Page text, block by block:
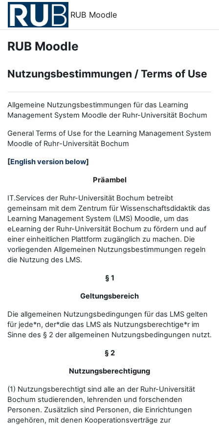
Zum Hauptinhalt
RUB Moodle
RUB Moodle
Nutzungsbestimmungen / Terms of Use
Allgemeine Nutzungsbestimmungen für das Learning
Management System Moodle der Ruhr-Universität Bochum
General Terms of Use for the Learning Management System
Moodle of Ruhr-Universität Bochum
[English version below]
Präambel
IT.Services der Ruhr-Universität Bochum betreibt
gemeinsam mit dem Zentrum für Wissenschaftsdidaktik das
Learning Management System (LMS) Moodle, um das
eLearning der Ruhr-Universität Bochum zu fördern und auf
einer einheitlichen Plattform zugänglich zu machen. Die
vorliegenden Allgemeinen Nutzungsbestimmungen regeln
die Nutzung des LMS.
§ 1
Geltungsbereich
Die allgemeinen Nutzungsbedingungen für das LMS gelten
für jede*n, der*die das LMS als Nutzungsberechtige*r im
Sinne des § 2 der allgemeinen Nutzungsbedingungen nutzt.
§ 2
Nutzungsberechtigung
(1) Nutzungsberechtigt sind alle an der Ruhr-Universität
Bochum studierenden, lehrenden und forschenden
Personen. Zusätzlich sind Personen, die Einrichtungen
angehören, mit denen Kooperationsverträge zur